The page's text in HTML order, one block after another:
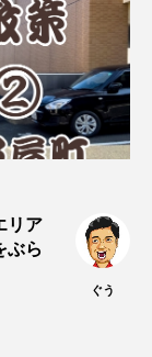
リア
ぶら
ぐう